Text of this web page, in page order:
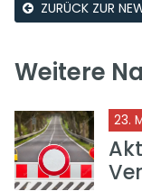
ZURÜCK ZUR
Weitere
23.